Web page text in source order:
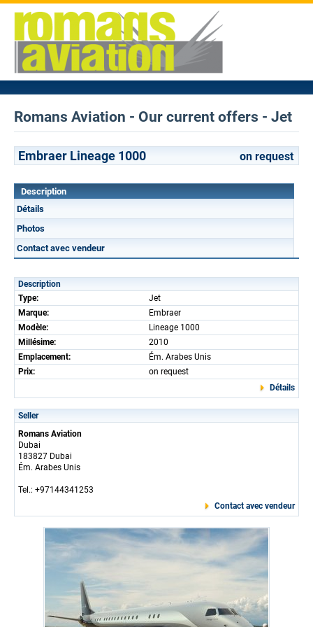
Romans Aviation - Our current offers - Jet
Embraer Lineage 1000 on request
Description
Détails
Photos
Contact avec vendeur
Description
Type:
Jet
Marque:
Embraer
Modèle:
Lineage 1000
Millésime:
2010
Emplacement:
Ém. Arabes Unis
Prix:
on request
Détails
Seller
Romans Aviation
Dubai
183827 Dubai
Ém. Arabes Unis
Tel.: +97144341253
Contact avec vendeur